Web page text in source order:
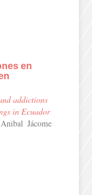
en
addictions
in Ecuador
Jácome